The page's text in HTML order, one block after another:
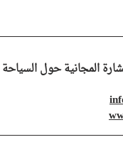
المجانية حول السياحة